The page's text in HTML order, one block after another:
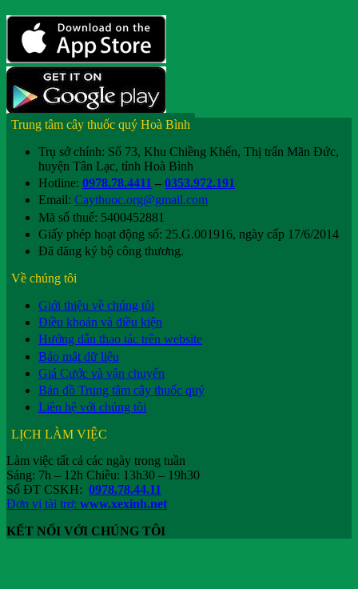
Trung tâm cây thuốc quý Hoà Bình
Trụ sở chính: Số 73, Khu Chiềng Khến, Thị trấn Mãn Đức,
huyện Tân Lạc, tỉnh Hoà Bình
Hotline: 0978.78.4411 – 0353.972.191
Email: Caythuoc.org@gmail.com
Mã số thuế: 5400452881
Giấy phép hoạt động số: 25.G.001916, ngày cấp 17/6/2014
Đã đăng ký bộ công thương.
Về chúng tôi
Giới thiệu về chúng tôi
Điều khoản và điều kiện
Hướng dẫn thao tác trên website
Bảo mật dữ liệu
Giá Cước và vận chuyển
Bản đồ Trung tâm cây thuốc quý
Liên hệ với chúng tôi
LỊCH LÀM VIỆC
Làm việc tất cả các ngày trong tuần
Sáng: 7h – 12h Chiều: 13h30 – 19h30
Số ĐT CSKH: 0978.78.44.11
Đơn vị tài trợ: www.xexinh.net
KẾT NỐI VỚI CHÚNG TÔI